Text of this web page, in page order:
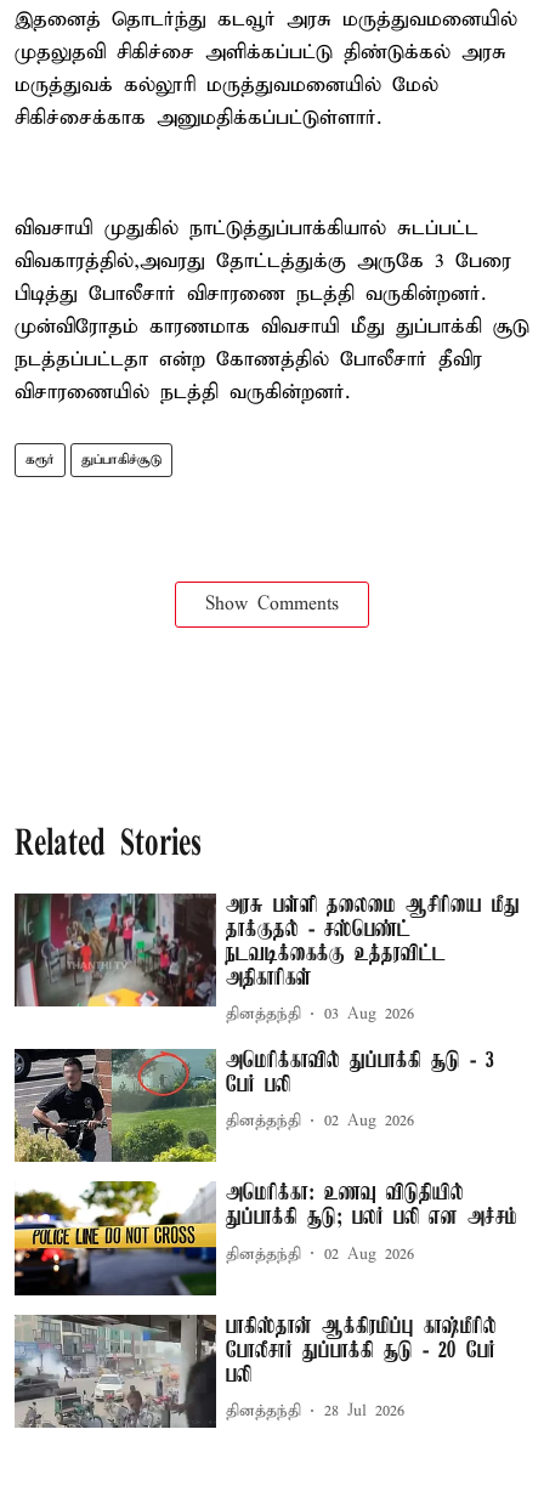
இதனைத் தொடர்ந்து கடவூர் அரசு மருத்துவமனையில்
முதலுதவி சிகிச்சை அளிக்கப்பட்டு திண்டுக்கல் அரசு
மருத்துவக் கல்லூரி மருத்துவமனையில் மேல்
சிகிச்சைக்காக அனுமதிக்கப்பட்டுள்ளார்.
விவசாயி முதுகில் நாட்டுத்துப்பாக்கியால் சுடப்பட்ட
விவகாரத்தில்,அவரது தோட்டத்துக்கு அருகே 3 பேரை
பிடித்து போலீசார் விசாரணை நடத்தி வருகின்றனர்.
முன்விரோதம் காரணமாக விவசாயி மீது துப்பாக்கி சூடு
நடத்தப்பட்டதா என்ற கோணத்தில் போலீசார் தீவிர
விசாரணையில் நடத்தி வருகின்றனர்.
கரூர் துப்பாகிச்சூடு
Show Comments
Related Stories
அரசு பள்ளி தலைமை ஆசிரியை மீது
தாக்குதல் - சஸ்பெண்ட்
நடவடிக்கைக்கு உத்தரவிட்ட
அதிகாரிகள்
தினத்தந்தி 03 Aug 2026
அமெரிக்காவில் துப்பாக்கி சூடு - 3
பேர் பலி
தினத்தந்தி 02 Aug 2026
அமெரிக்கா: உணவு விடுதியில்
துப்பாக்கி சூடு; பலர் பலி என அச்சம்
தினத்தந்தி 02 Aug 2026
பாகிஸ்தான் ஆக்கிரமிப்பு காஷ்மீரில்
போலீசார் துப்பாக்கி சூடு - 20 பேர்
பலி
தினத்தந்தி 28 Jul 2026